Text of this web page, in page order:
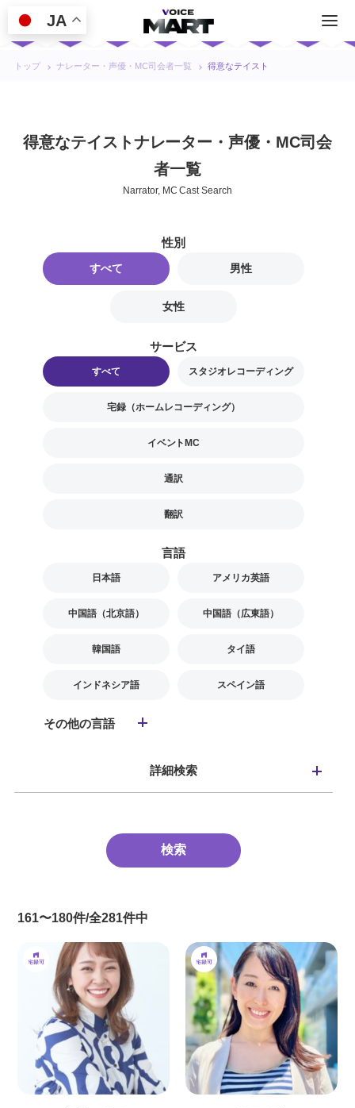
トップ ナレーター・声優・MC司会者一覧 得意なテイスト
得意なテイストナレーター・声優・MC司会
者一覧
Narrator, MC Cast Search
性別
すべて 男性
女性
サービス
すべて スタジオレコーディング
宅録（ホームレコーディング）
イベントMC
通訳
翻訳
言語
日本語 アメリカ英語
中国語（北京語） 中国語（広東語）
韓国語 タイ語
インドネシア語 スペイン語
その他の言語
詳細検索
161〜180件/全281件中
JA